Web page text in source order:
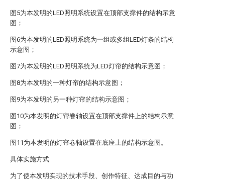
图5为本发明的LED照明系统设置在顶部支撑件的结构示意
图；
图6为本发明的LED照明系统为一组或多组LED灯条的结构
示意图；
图7为本发明的LED照明系统为LED灯帘的结构示意图；
图8为本发明的一种灯帘的结构示意图；
图9为本发明的另一种灯帘的结构示意图；
图10为本发明的灯帘卷轴设置在顶部支撑件上的结构示意
图；
图11为本发明的灯帘卷轴设置在底座上的结构示意图。
具体实施方式
为了使本发明实现的技术手段、创作特征、达成目的与功